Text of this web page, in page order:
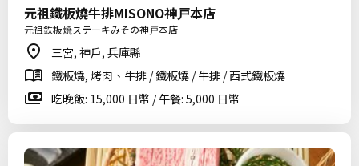
元祖鐵板燒牛排MISONO神戸本店
元祖鉄板焼ステーキみその神戸本店
三宮, 神戶, 兵庫縣
鐵板燒, 烤肉、牛排 / 鐵板燒 / 牛排 / 西式鐵板燒
吃晚飯: 15,000 日幣 / 午餐: 5,000 日幣